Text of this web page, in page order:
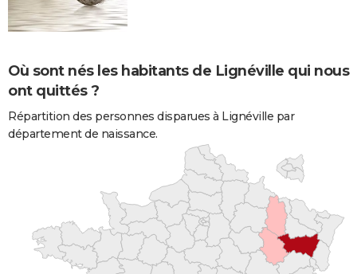
Où sont nés les habitants de Lignéville qui nous
ont quittés ?
Répartition des personnes disparues à Lignéville par
département de naissance.